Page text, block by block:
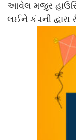
આવેલ મજુર
લઈને કંપની દ્વારા